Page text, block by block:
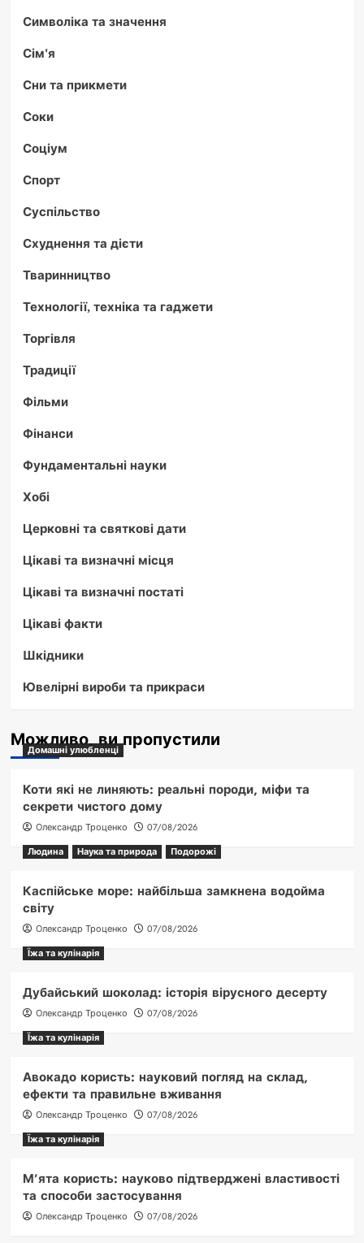
Символіка та значення
Сім'я
Сни та прикмети
Соки
Соціум
Спорт
Суспільство
Схуднення та дієти
Тваринництво
Технології, техніка та гаджети
Торгівля
Традиції
Фільми
Фінанси
Фундаментальні науки
Хобі
Церковні та святкові дати
Цікаві та визначні місця
Цікаві та визначні постаті
Цікаві факти
Шкідники
Ювелірні вироби та прикраси
Можливо, ви пропустили
Домашні улюбленці
Коти які не линяють: реальні породи, міфи та
секрети чистого дому
Олександр Троценко
07/08/2026
Людина
Наука та природа Подорожі
Каспійське море: найбільша замкнена водойма
світу
Олександр Троценко
07/08/2026
Їжа та кулінарія
Дубайський шоколад: історія вірусного десерту
Олександр Троценко
07/08/2026
Їжа та кулінарія
Авокадо користь: науковий погляд на склад,
ефекти та правильне вживання
Олександр Троценко
07/08/2026
Їжа та кулінарія
М’ята користь: науково підтверджені властивості
та способи застосування
Олександр Троценко 07/08/2026